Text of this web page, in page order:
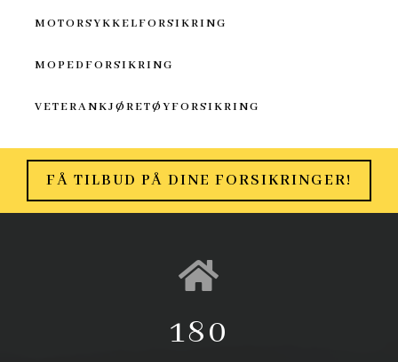
MOTORSYKKELFORSIKRING
MOPEDFORSIKRING
VETERANKJØRETØYFORSIKRING
FÅ TILBUD PÅ DINE FORSIKRINGER!
180